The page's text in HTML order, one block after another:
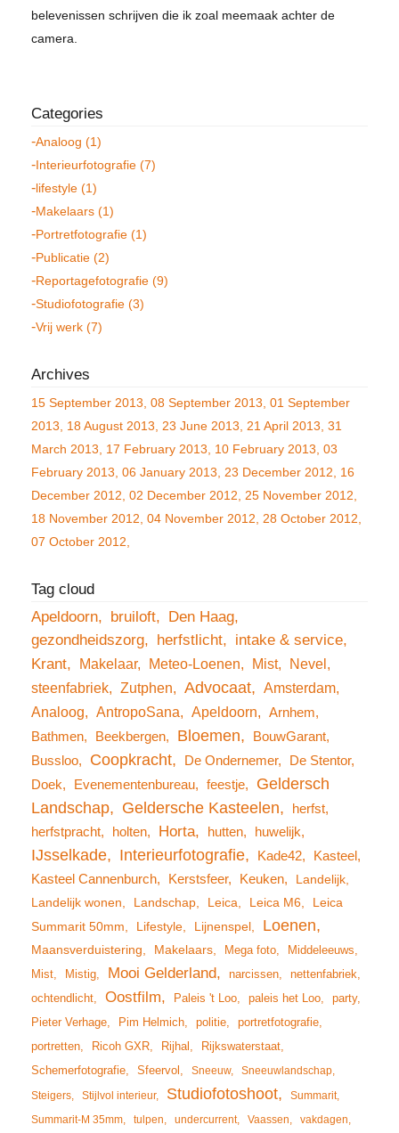
belevenissen schrijven die ik zoal meemaak achter de
camera.
Analoog (1)
Interieurfotografie (7)
lifestyle (1)
Makelaars (1)
Portretfotografie (1)
Publicatie (2)
Reportagefotografie (9)
Studiofotografie (3)
Vrij werk (7)
15 September 2013 08 September 2013 01 September
2013
18 August 2013 23 June 2013 21 April 2013 31
March 2013
17 February 2013 10 February 2013 03
February 2013 06 January 2013 23 December 2012
16
December 2012 02 December 2012
25 November 2012
18 November 2012 04 November 2012
28 October 2012
07 October 2012
Apeldoorn bruiloft
Den Haag
gezondheidszorg
herfstlicht
intake & service
Krant
Makelaar Meteo-Loenen Mist
Nevel
steenfabriek
Zutphen Advocaat
Amsterdam
Analoog
AntropoSana Apeldoorn
Arnhem
Bathmen
Beekbergen Bloemen
BouwGarant
Bussloo
Coopkracht De Ondernemer
De Stentor
Doek
Evenementenbureau feestje
Geldersch
Landschap
Geldersche Kasteelen
herfst
herfstpracht
holten Horta hutten huwelijk
IJsselkade Interieurfotografie Kade42
Kasteel
Kasteel Cannenburch
Kerstsfeer Keuken
Landelijk
Landelijk wonen
Landschap Leica Leica M6
Leica
Summarit 50mm
Lifestyle Lijnenspel Loenen
Maansverduistering Makelaars Mega foto
Middeleeuws
Mist
Mistig Mooi Gelderland narcissen
nettenfabriek
ochtendlicht
Oostfilm Paleis 't Loo paleis het Loo party
Pieter Verhage Pim Helmich politie
portretfotografie
portretten
Ricoh GXR Rijhal
Rijkswaterstaat
Schemerfotografie
Sfeervol Sneeuw
Sneeuwlandschap
Steigers
Stijlvol interieur Studiofotoshoot
Summarit
Summarit-M 35mm
tulpen undercurrent Vaassen vakdagen